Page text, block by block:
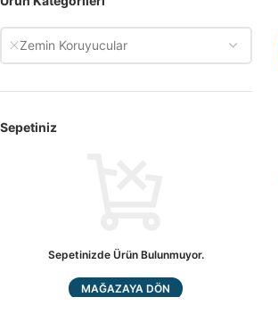
Zemin Koruyucular
Sepetiniz
Sepetinizde Ürün Bulunmuyor.
MAĞAZAYA DÖN